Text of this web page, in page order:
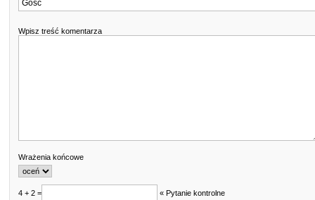
Wpisz treść komentarza
Wrażenia końcowe
4 + 2 = « Pytanie kontrolne